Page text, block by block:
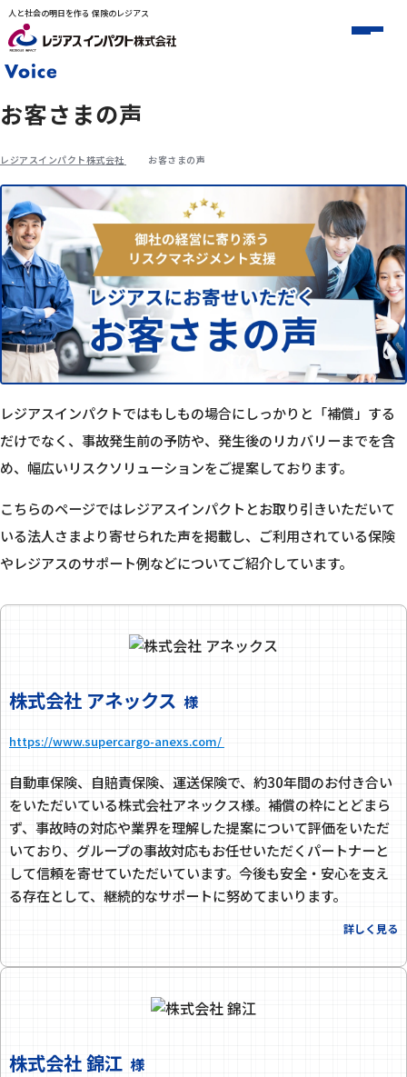
人と社会の明日を作る 保険のレジアス
お客さまの声
レジアスインパクト株式会社 お客さまの声
レジアスインパクトではもしもの場合にしっかりと「補償」する
だけでなく、 事故発生前の予防や、発生後のリカバリーまでを含
め、幅広いリスクソリューションをご提案しております。
こちらのページではレジアスインパクトとお取り引きいただいて
いる法人さまより寄せられた声を掲載し、 ご利用されている保険
やレジアスのサポート例などについてご紹介しています。
株式会社 アネックス 様
https://www.supercargo-anexs.com/
自動車保険、自賠責保険、運送保険で、約30年間のお付き合い
をいただいている株式会社アネックス様。補償の枠にとどまら
ず、事故時の対応や業界を理解した提案について評価をいただ
いており、グループの事故対応もお任せいただくパートナーと
して信頼を寄せていただいています。今後も安全・安心を支え
る存在として、継続的なサポートに努めてまいります。
詳しく見る
株式会社 錦江 様